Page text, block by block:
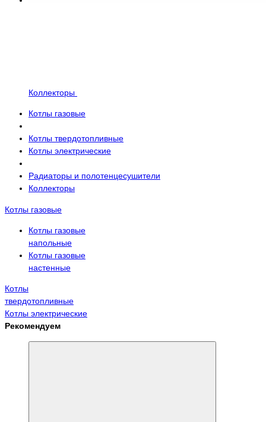
Коллекторы
Котлы газовые
Котлы твердотопливные
Котлы электрические
Радиаторы и полотенцесушители
Коллекторы
Котлы газовые
Котлы газовые
напольные
Котлы газовые
настенные
Котлы
твердотопливные
Котлы электрические
Рекомендуем